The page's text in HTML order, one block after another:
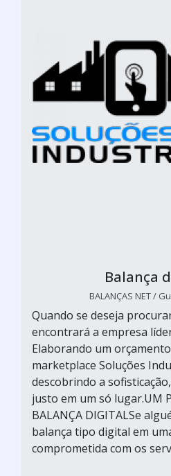
Balança
BALANÇAS NET /
Quando se deseja
encontrará a empresa
Elaborando um
marketplace Soluções
descobrindo a
justo em um só lugar.UM
BALANÇA DIGITALSe
balança tipo digital em
comprometida com os